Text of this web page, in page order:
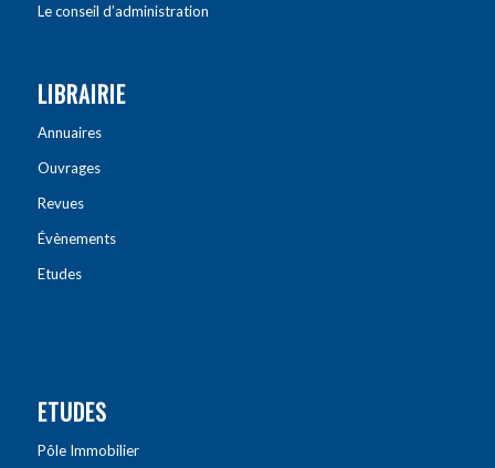
Le conseil d’administration
LIBRAIRIE
Annuaires
Ouvrages
Revues
Évènements
Etudes
ETUDES
Pôle Immobilier